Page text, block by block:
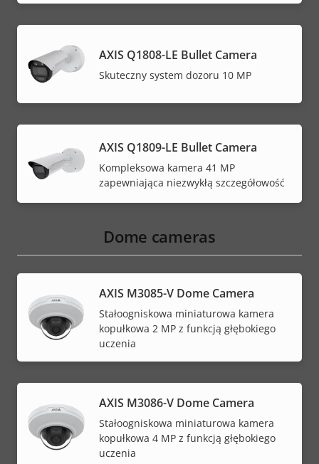
AXIS Q1808-LE Bullet Camera
Skuteczny system dozoru 10 MP
AXIS Q1809-LE Bullet Camera
Kompleksowa kamera 41 MP
zapewniająca niezwykłą szczegółowość
Dome cameras
AXIS M3085-V Dome Camera
Stałoogniskowa miniaturowa kamera
kopułkowa 2 MP z funkcją głębokiego
uczenia
AXIS M3086-V Dome Camera
Stałoogniskowa miniaturowa kamera
kopułkowa 4 MP z funkcją głębokiego
uczenia